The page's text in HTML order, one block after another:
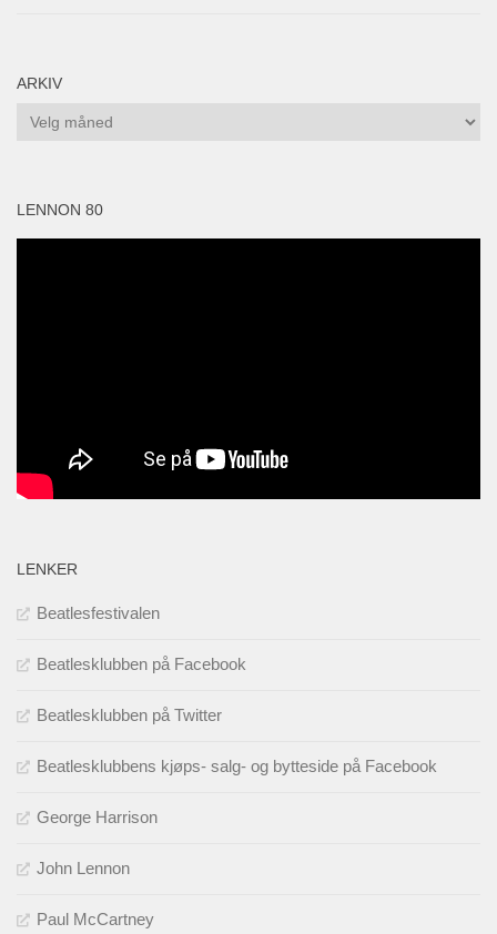
ARKIV
Arkiv
LENNON 80
LENKER
Beatlesfestivalen
Beatlesklubben på Facebook
Beatlesklubben på Twitter
Beatlesklubbens kjøps- salg- og bytteside på Facebook
George Harrison
John Lennon
Paul McCartney